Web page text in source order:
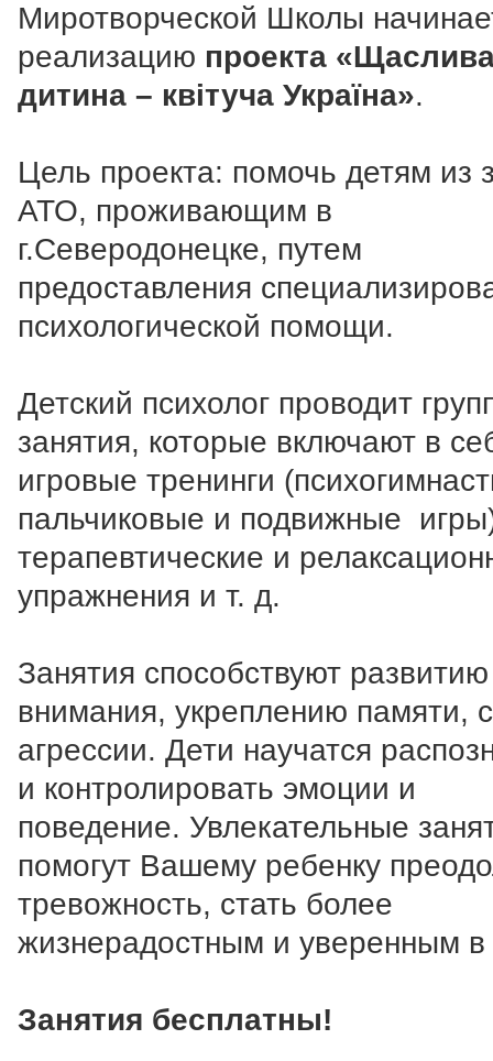
Миротворческой Школы
реализацию проекта
дитина – квітуча Україна».
Цель проекта: помочь детям из
АТО, проживающим в
г.Северодонецке, путем
предоставления
психологической помощи.
Детский психолог проводит
занятия, которые включают в
игровые тренинги
пальчиковые и подвижные
терапевтические и
упражнения и т. д.
Занятия способствуют развитию
внимания, укреплению памяти,
агрессии. Дети научатся
и контролировать эмоции и
поведение. Увлекательные
помогут Вашему ребенку
тревожность, стать более
жизнерадостным и уверенным в
Занятия бесплатны!